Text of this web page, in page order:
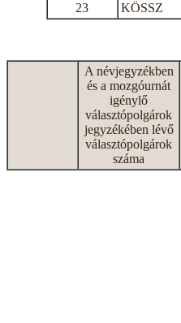
23
KÖSSZ
A névjegyzékben
és a mozgóurnát
igénylő
választópolgárok
jegyzékében lévő
választópolgárok
száma